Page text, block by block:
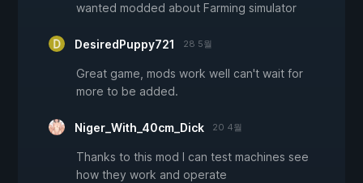
wanted modded about Farming simulator
DesiredPuppy721 28 5월
Great game, mods work well can't wait for
more to be added.
Niger_With_40cm_Dick 20 4월
Thanks to this mod I can test machines see
how they work and operate